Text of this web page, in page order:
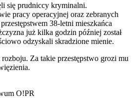
się prudniccy kryminalni.
pracy operacyjnej oraz zebranych
38-letni mieszkańca
już kilka godzin później został
odzyskali skradzione mienie.
rozboju. Za takie przestępstwo grozi mu
O!PR